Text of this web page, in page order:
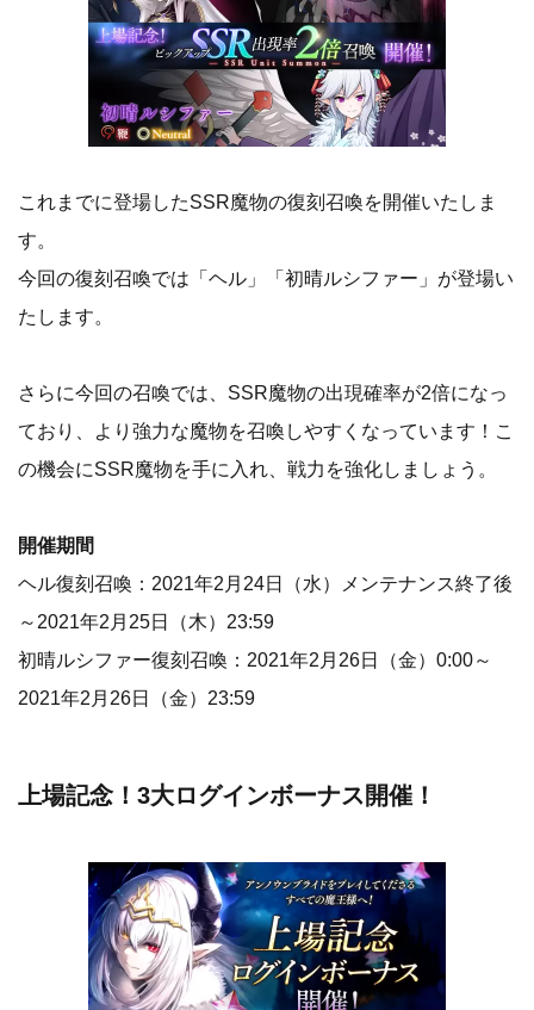
これまでに登場したSSR魔物の復刻召喚を開催いたしま
す。
今回の復刻召喚では「ヘル」「初晴ルシファー」が登場い
たします。
さらに今回の召喚では、SSR魔物の出現確率が2倍になっ
ており、より強力な魔物を召喚しやすくなっています！こ
の機会にSSR魔物を手に入れ、戦力を強化しましょう。
開催期間
ヘル復刻召喚：2021年2月24日（水）メンテナンス終了後
～2021年2月25日（木）23:59
初晴ルシファー復刻召喚：2021年2月26日（金）0:00～
2021年2月26日（金）23:59
上場記念！3大ログインボーナス開催！